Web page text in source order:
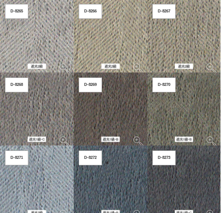
D-8265 D-8266 D-8267
D-8268 D-8269 D-8270
D-8271 D-8272 D-8273